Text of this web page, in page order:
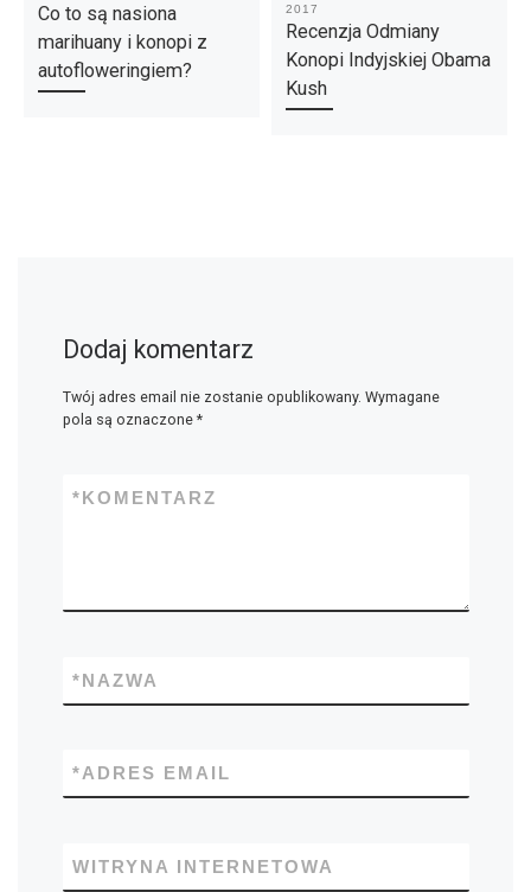
Co to są nasiona
marihuany i konopi z
autofloweringiem?
2017
Recenzja Odmiany
Konopi Indyjskiej Obama
Kush
Dodaj komentarz
Twój adres email nie zostanie opublikowany. Wymagane
pola są oznaczone *
KOMENTARZ
*
NAZWA
*
ADRES EMAIL
*
WITRYNA INTERNETOWA